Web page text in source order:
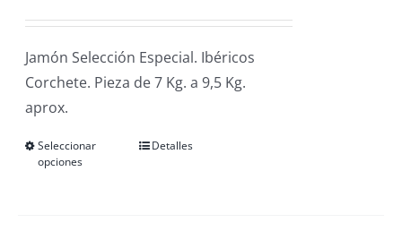
en
la
desde
277,12 €
Jamón Selección Especial. Ibéricos
Corchete. Pieza de 7 Kg. a 9,5 Kg.
aprox.
Seleccionar
opciones
EsteDetalles